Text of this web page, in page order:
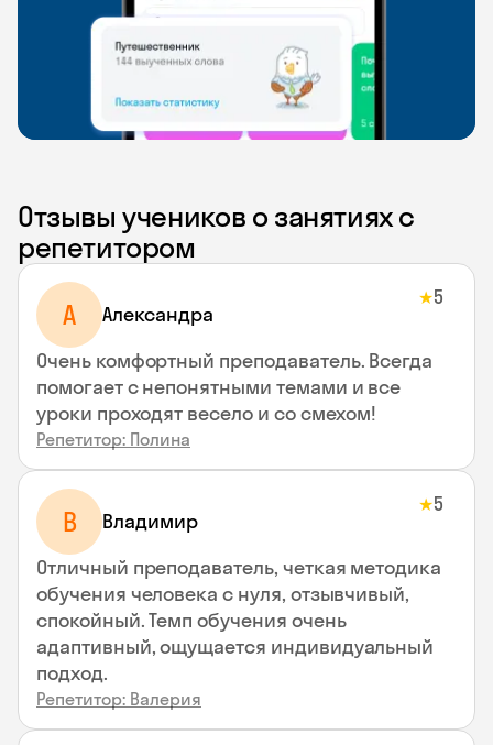
Отзывы учеников о занятиях с
репетитором
A Aлександра
★5
Очень комфортный преподаватель. Всегда
помогает с непонятными темами и все
уроки проходят весело и со смехом!
Репетитор: Полина
В Владимир
★5
Отличный преподаватель, четкая методика
обучения человека с нуля, отзывчивый,
спокойный. Темп обучения очень
адаптивный, ощущается индивидуальный
подход.
Репетитор: Валерия